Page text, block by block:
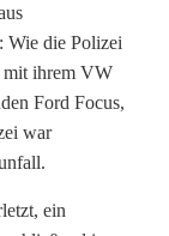
Wie die Polizei
mit ihrem VW
Ford Focus,
war
ein